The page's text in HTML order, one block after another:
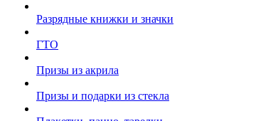
Разрядные книжки и значки
ГТО
Призы из акрила
Призы и подарки из стекла